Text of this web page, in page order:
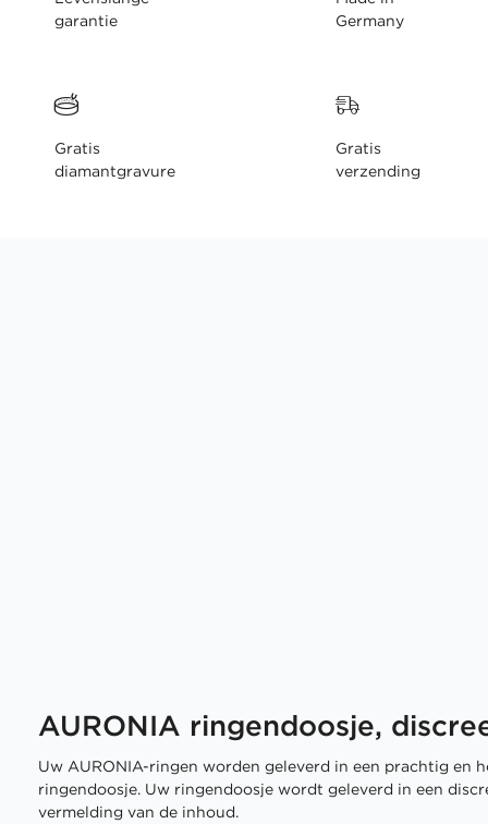
garantie
Germany
Gratis
diamantgravure
Gratis
verzending
AURONIA ringendoosje,
Uw AURONIA-ringen worden geleverd in een prachtig en
ringendoosje. Uw ringendoosje wordt geleverd in een
vermelding van de inhoud.